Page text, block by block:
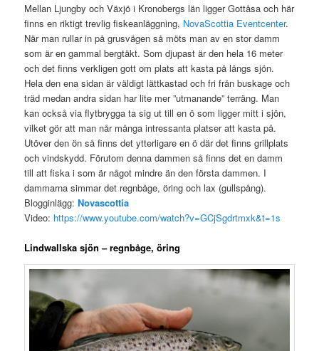
Mellan Ljungby och Växjö i Kronobergs län ligger Gottåsa och här
finns en riktigt trevlig fiskeanläggning, NovaScottia Eventcenter.
När man rullar in på grusvägen så möts man av en stor damm
som är en gammal bergtäkt. Som djupast är den hela 16 meter
och det finns verkligen gott om plats att kasta på längs sjön.
Hela den ena sidan är väldigt lättkastad och fri från buskage och
träd medan andra sidan har lite mer ”utmanande” terräng. Man
kan också via flytbrygga ta sig ut till en ö som ligger mitt i sjön,
vilket gör att man når många intressanta platser att kasta på.
Utöver den ön så finns det ytterligare en ö där det finns grillplats
och vindskydd. Förutom denna dammen så finns det en damm
till att fiska i som är något mindre än den första dammen. I
dammarna simmar det regnbåge, öring och lax (gullspång).
Blogginlägg:Novascottia
Video: https://www.youtube.com/watch?v=GCjSgdrtmxk&t=1s
Lindwallska sjön – regnbåge, öring